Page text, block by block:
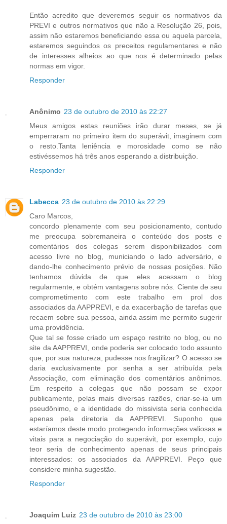
Então acredito que deveremos seguir os normativos da
PREVI e outros normativos que não a Resolução 26, pois,
assim não estaremos beneficiando essa ou aquela parcela,
estaremos seguindos os preceitos regulamentares e não
de interesses alheios ao que nos é determinado pelas
normas em vigor.
Responder
Anônimo 23 de outubro de 2010 às 22:27
Meus amigos estas reuniões irão durar meses, se já
emperraram no primeiro item do superávit, imaginem com
o resto.Tanta leniência e morosidade como se não
estivéssemos há três anos esperando a distribuição.
Responder
Labecca 23 de outubro de 2010 às 22:29
Caro Marcos,
concordo plenamente com seu posicionamento, contudo
me preocupa sobremaneira o conteúdo dos posts e
comentários dos colegas serem disponibilizados com
acesso livre no blog, municiando o lado adversário, e
dando-lhe conhecimento prévio de nossas posições. Não
tenhamos dúvida de que eles acessam o blog
regularmente, e obtém vantagens sobre nós. Ciente de seu
comprometimento com este trabalho em prol dos
associados da AAPPREVI, e da exacerbação de tarefas que
recaem sobre sua pessoa, ainda assim me permito sugerir
uma providência.
Que tal se fosse criado um espaço restrito no blog, ou no
site da AAPPREVI, onde poderia ser colocado todo assunto
que, por sua natureza, pudesse nos fragilizar? O acesso se
daria exclusivamente por senha a ser atribuída pela
Associação, com eliminação dos comentários anônimos.
Em respeito a colegas que não possam se expor
publicamente, pelas mais diversas razões, criar-se-ia um
pseudônimo, e a identidade do missivista seria conhecida
apenas pela diretoria da AAPPREVI. Suponho que
estaríamos deste modo protegendo informações valiosas e
vitais para a negociação do superávit, por exemplo, cujo
teor seria de conhecimento apenas de seus principais
interessados: os associados da AAPPREVI. Peço que
considere minha sugestão.
Responder
Joaquim Luiz 23 de outubro de 2010 às 23:00